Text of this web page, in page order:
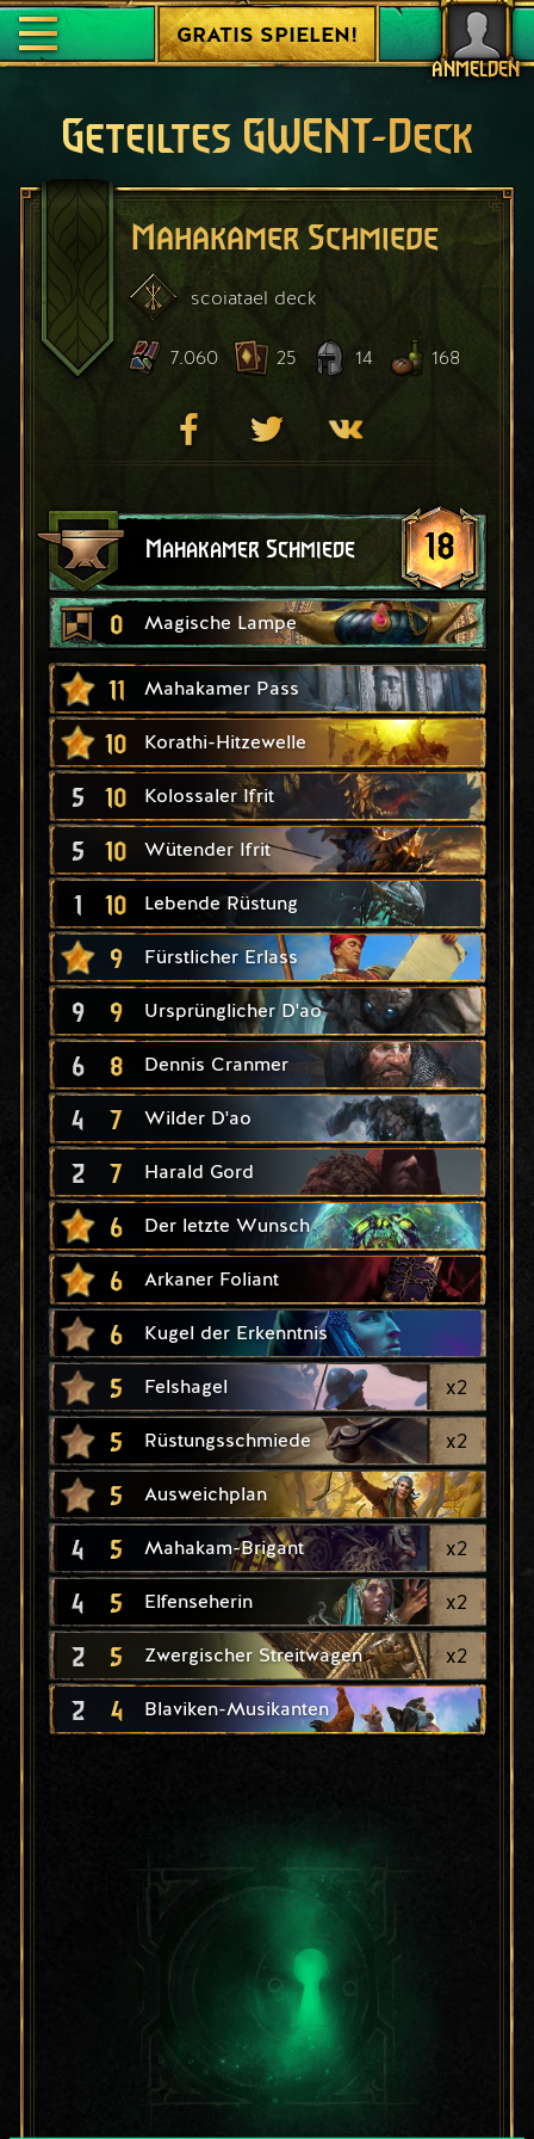
ANMELDEN
GRATIS SPIELEN!
Geteiltes GWENT-Deck
Mahakamer Schmiede
scoiatael deck
7.060 25 14 168
Mahakamer Schmiede 18
0 Magische Lampe
11 Mahakamer Pass
10 Korathi-Hitzewelle
5 10 Kolossaler Ifrit
5 10 Wütender Ifrit
1 10 Lebende Rüstung
9 Fürstlicher Erlass
9 9 Ursprünglicher D'ao
6 8 Dennis Cranmer
4 7 Wilder D'ao
2 7 Harald Gord
6 Der letzte Wunsch
6 Arkaner Foliant
6 Kugel der Erkenntnis
5 Felshagel x2
5 Rüstungsschmiede x2
5 Ausweichplan
4 5 Mahakam-Brigant x2
4 5 Elfenseherin x2
2 5 Zwergischer Streitwagen x2
2 4 Blaviken-Musikanten